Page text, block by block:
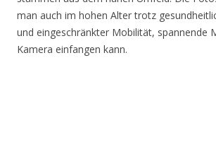
man auch im hohen Alter trotz
und eingeschränkter Mobilität, spannende
Kamera einfangen kann.